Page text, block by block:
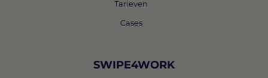
Tarieven
Cases
SWIPE4WORK